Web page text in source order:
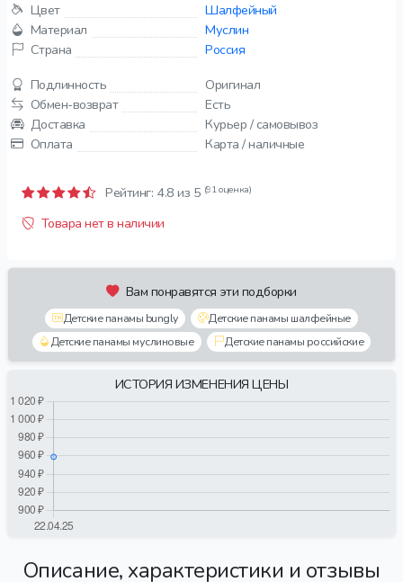
Цвет
Шалфейный
Материал
Муслин
Страна
Россия
Подлинность
Оригинал
Обмен-возврат
Есть
Доставка
Курьер / самовывоз
Оплата
Карта / наличные
Рейтинг: 4.8 из 5 (91 оценка)
Товара нет в наличии
Вам понравятся эти подборки
Детские панамы bungly
Детские панамы шалфейные
Детские панамы муслиновые
Детские панамы российские
ИСТОРИЯ ИЗМЕНЕНИЯ ЦЕНЫ
Описание, характеристики и отзывы